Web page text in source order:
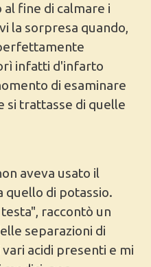
fine di calmare i
la sorpresa quando,
infatti d'infarto
di esaminare
si trattasse di quelle
aveva usato il
quello di potassio.
raccontò un
separazioni di
acidi presenti e mi